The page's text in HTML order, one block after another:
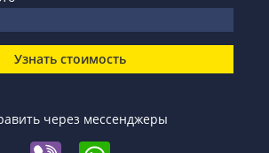
Узнать стоимость
через мессенджеры